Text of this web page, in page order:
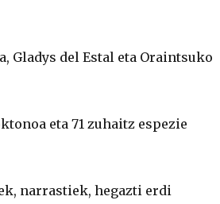
Gladys del Estal eta Oraintsuko
eta 71 zuhaitz espezie
narrastiek, hegazti erdi